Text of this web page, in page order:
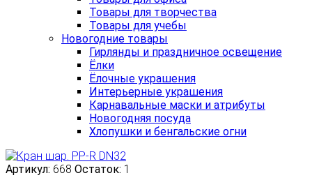
Товары для творчества
Товары для учебы
Новогодние товары
Гирлянды и праздничное освещение
Ёлки
Ёлочные украшения
Интерьерные украшения
Карнавальные маски и атрибуты
Новогодняя посуда
Хлопушки и бенгальские огни
Артикул: 668 Остаток: 1